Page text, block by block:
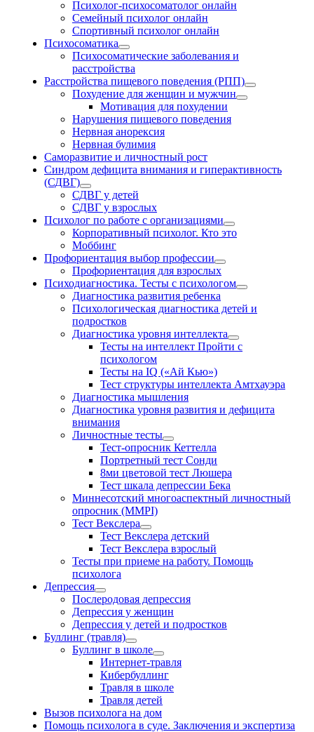
Психолог-психосоматолог онлайн
Семейный психолог онлайн
Спортивный психолог онлайн
Психосоматика
Психосоматические заболевания и
расстройства
Расстройства пищевого поведения (РПП)
Похудение для женщин и мужчин
Мотивация для похудении
Нарушения пищевого поведения
Нервная анорексия
Нервная булимия
Саморазвитие и личностный рост
Синдром дефицита внимания и гиперактивность
(СДВГ)
СДВГ у детей
СДВГ у взрослых
Психолог по работе с организациями
Корпоративный психолог. Кто это
Моббинг
Профориентация выбор профессии
Профориентация для взрослых
Психодиагностика. Тесты с психологом
Диагностика развития ребенка
Психологическая диагностика детей и
подростков
Диагностика уровня интеллекта
Тесты на интеллект Пройти с
психологом
Тесты на IQ («Ай Кью»)
Тест структуры интеллекта Амтхауэра
Диагностика мышления
Диагностика уровня развития и дефицита
внимания
Личностные тесты
Тест-опросник Кеттелла
Портретный тест Сонди
8ми цветовой тест Люшера
Тест шкала депрессии Бека
Миннесотский многоаспектный личностный
опросник (MMPI)
Тест Векслера
Тест Векслера детский
Тест Векслера взрослый
Тесты при приеме на работу. Помощь
психолога
Депрессия
Послеродовая депрессия
Депрессия у женщин
Депрессия у детей и подростков
Буллинг (травля)
Буллинг в школе
Интернет-травля
Кибербуллинг
Травля в школе
Травля детей
Вызов психолога на дом
Помощь психолога в суде. Заключения и экспертиза